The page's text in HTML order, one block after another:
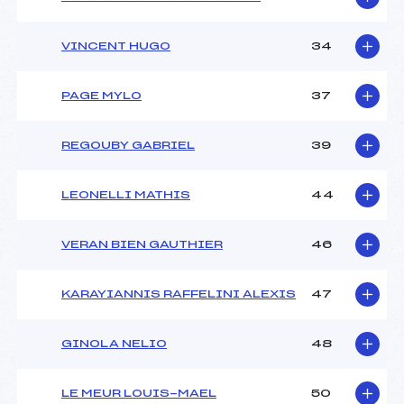
Pénalité appliquée :
161.7900
VINCENT HUGO 34
PAGE MYLO 37
REGOUBY GABRIEL 39
LEONELLI MATHIS 44
VERAN BIEN GAUTHIER 46
KARAYIANNIS RAFFELINI ALEXIS 47
GINOLA NELIO 48
LE MEUR LOUIS-MAEL 50